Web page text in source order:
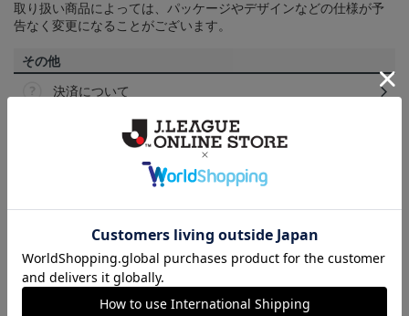
取り扱い商品によっては、パッケージやデザインなどの仕様が予
告なく変更になることがございます。
その他
決済について
ギフト対応について
ランキング